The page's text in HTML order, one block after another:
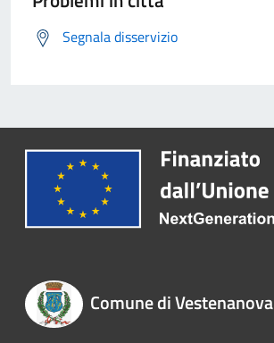
Segnala disservizio
Comune di Vestenanova